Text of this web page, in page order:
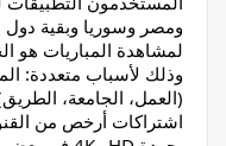
ومصر وسوريا وبقية دول
لمشاهدة المباريات هو
وذلك لأسباب متعددة:
(العمل، الجامعة،
اشتراكات أرخص من